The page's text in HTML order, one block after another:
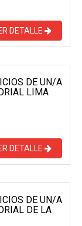
DETALLE
DE UN/A
LIMA
DETALLE
DE UN/A
DE LA